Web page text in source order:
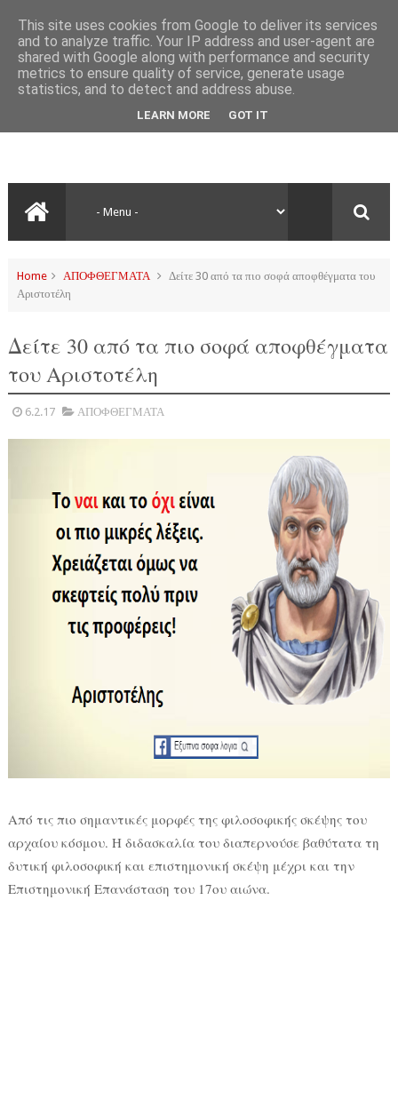
Home ΑΠΟΦΘΕΓΜΑΤΑ
Δείτε 30 από τα πιο σοφά αποφθέγματα του
Αριστοτέλη
Δείτε 30 από τα πιο σοφά αποφθέγματα
του Αριστοτέλη
6.2.17 ΑΠΟΦΘΕΓΜΑΤΑ
Από τις πιο σημαντικές μορφές της φιλοσοφικής σκέψης του
αρχαίου κόσμου. Η διδασκαλία του διαπερνούσε βαθύτατα τη
δυτική φιλοσοφική και επιστημονική σκέψη μέχρι και την
Επιστημονική Επανάσταση του 17ου αιώνα.
This site uses cookies from Google to deliver its services
and to analyze traffic. Your IP address and user-agent are
shared with Google along with performance and security
metrics to ensure quality of service, generate usage
statistics, and to detect and address abuse.
LEARN MORE GOT IT